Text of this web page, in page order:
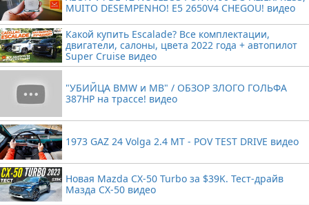
MUITO DESEMPENHO! E5 2650V4 CHEGOU! видео
Какой купить Escalade? Все комплектации,
двигатели, салоны, цвета 2022 года + автопилот
Super Cruise видео
"УБИЙЦА BMW и MB" / ОБЗОР ЗЛОГО ГОЛЬФА
387HP на трассе! видео
1973 GAZ 24 Volga 2.4 MT - POV TEST DRIVE видео
Новая Mazda CX-50 Turbo за $39K. Тест-драйв
Мазда CX-50 видео